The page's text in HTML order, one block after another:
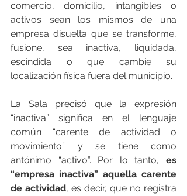
comercio, domicilio, intangibles o
activos sean los mismos de una
empresa disuelta que se transforme,
fusione, sea inactiva, liquidada,
escindida o que cambie su
localización física fuera del municipio.
La Sala precisó que la expresión
“inactiva” significa en el lenguaje
común “carente de actividad o
movimiento” y se tiene como
antónimo “activo”. Por lo tanto, es
“empresa inactiva” aquella carente
de actividad, es decir, que no registra